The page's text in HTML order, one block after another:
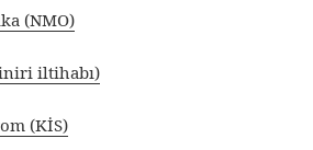
(NMO)
iltihabı)
(KİS)